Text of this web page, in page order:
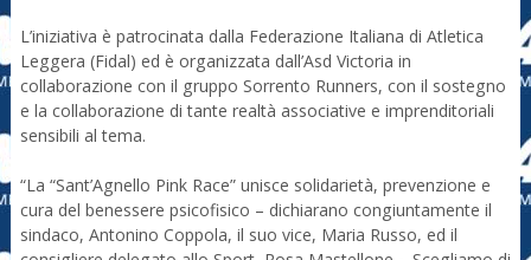
L’iniziativa è patrocinata dalla Federazione Italiana di Atletica
Leggera (Fidal) ed è organizzata dall’Asd Victoria in
collaborazione con il gruppo Sorrento Runners, con il sostegno
e la collaborazione di tante realtà associative e imprenditoriali
sensibili al tema.
“La “Sant’Agnello Pink Race” unisce solidarietà, prevenzione e
cura del benessere psicofisico – dichiarano congiuntamente il
sindaco, Antonino Coppola, il suo vice, Maria Russo, ed il